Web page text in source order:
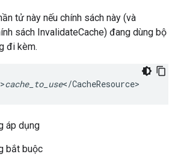
tử này nếu chính sách này (và
sách InvalidateCache) đang dùng bộ
đi kèm.
cache_to_use</CacheResource>
áp dụng
bắt buộc